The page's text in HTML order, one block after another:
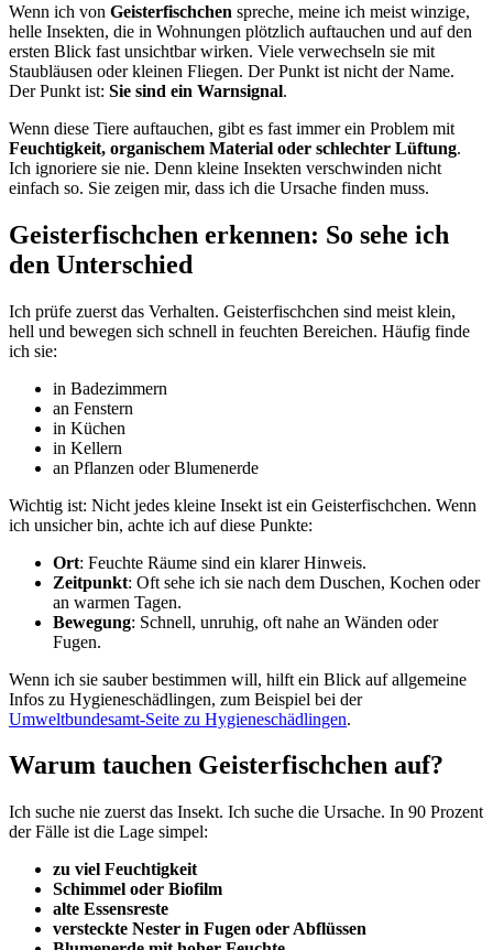
Wenn ich von Geisterfischchen spreche, meine ich meist winzige,
helle Insekten, die in Wohnungen plötzlich auftauchen und auf den
ersten Blick fast unsichtbar wirken. Viele verwechseln sie mit
Staubläusen oder kleinen Fliegen. Der Punkt ist nicht der Name.
Der Punkt ist: Sie sind ein Warnsignal.
Wenn diese Tiere auftauchen, gibt es fast immer ein Problem mit
Feuchtigkeit, organischem Material oder schlechter Lüftung.
Ich ignoriere sie nie. Denn kleine Insekten verschwinden nicht
einfach so. Sie zeigen mir, dass ich die Ursache finden muss.
Geisterfischchen erkennen: So sehe ich
den Unterschied
Ich prüfe zuerst das Verhalten. Geisterfischchen sind meist klein,
hell und bewegen sich schnell in feuchten Bereichen. Häufig finde
ich sie:
in Badezimmern
an Fenstern
in Küchen
in Kellern
an Pflanzen oder Blumenerde
Wichtig ist: Nicht jedes kleine Insekt ist ein Geisterfischchen. Wenn
ich unsicher bin, achte ich auf diese Punkte:
Ort: Feuchte Räume sind ein klarer Hinweis.
Zeitpunkt: Oft sehe ich sie nach dem Duschen, Kochen oder
an warmen Tagen.
Bewegung: Schnell, unruhig, oft nahe an Wänden oder
Fugen.
Wenn ich sie sauber bestimmen will, hilft ein Blick auf allgemeine
Infos zu Hygieneschädlingen, zum Beispiel bei der
Umweltbundesamt-Seite zu Hygieneschädlingen.
Warum tauchen Geisterfischchen auf?
Ich suche nie zuerst das Insekt. Ich suche die Ursache. In 90 Prozent
der Fälle ist die Lage simpel:
zu viel Feuchtigkeit
Schimmel oder Biofilm
alte Essensreste
versteckte Nester in Fugen oder Abflüssen